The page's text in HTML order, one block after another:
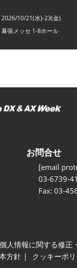
2026/10/21(水)-23(金)
幕張メッセ 1-8ホール
お問合せ
[email
03-6739-
Fax: 03-
個人情報に関する修正
方針
クッキーポ